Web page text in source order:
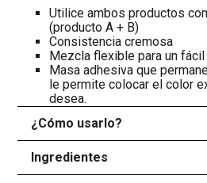
Utilice ambos productos
(producto A + B)
Consistencia cremosa
Mezcla flexible para un
Masa adhesiva que
le permite colocar el color
desea.
¿Cómo usarlo?
Ingredientes